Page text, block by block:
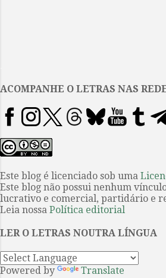
r
i
o
s
ACOMPANHE O LETRAS NAS
Este blog é licenciado sob uma
Este blog não possui nenhum
lucrativo e comercial, partidário e
Leia nossa Política editorial
LER O LETRAS NOUTRA LÍNGUA
Powered by Translate